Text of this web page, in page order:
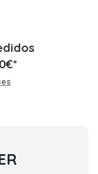
€*